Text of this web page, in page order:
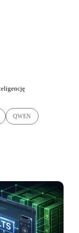
QWEN